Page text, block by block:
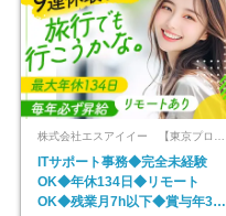
ITサポート事務◆完全未経験
OK◆年休134日◆リモート
OK◆残業月7h以下◆賞与年3回